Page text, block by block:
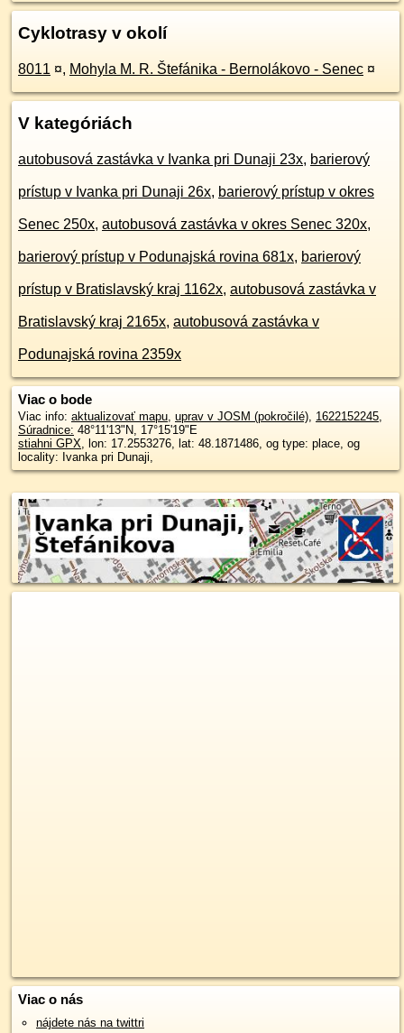
Cyklotrasy v okolí
8011 ¤, Mohyla M. R. Štefánika - Bernolákovo - Senec ¤
V kategóriách
autobusová zastávka v Ivanka pri Dunaji 23x, barierový
prístup v Ivanka pri Dunaji 26x, barierový prístup v okres
Senec 250x, autobusová zastávka v okres Senec 320x,
barierový prístup v Podunajská rovina 681x, barierový
prístup v Bratislavský kraj 1162x, autobusová zastávka v
Bratislavský kraj 2165x, autobusová zastávka v
Podunajská rovina 2359x
Viac o bode
Viac info: aktualizovať mapu, uprav v JOSM (pokročilé), 1622152245,
Súradnice: 48°11'13"N, 17°15'19"E
stiahni GPX, lon: 17.2553276, lat: 48.1871486, og type: place, og
locality: Ivanka pri Dunaji,
Viac o nás
nájdete nás na twittri